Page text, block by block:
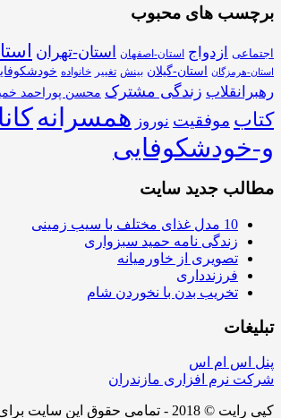
برچسب های محبوب
اجتماعی ازدواج استان-اصفهان استان-تهران
استان-هرمزگان استان-گیلان بینش تغییر خانواده
رهبرانقلاب زندگی مشترک محسن پوراحمد
کتاب موفقیت نوروز همسرانه
و-خودشکوفایی
مطالب جدید سایت
10 مدل غذای مختلف با سیب زمینی
زندگی نامه حمید سبزواری
تصویری از خاورمیانه
فرزندداری
تخریب بدن با نخوردن شام
تبلیغات
پنل اس ام اس
شرکت نرم افزاری مازندران
کپی رایت © 2018 - تمامی حقوق این